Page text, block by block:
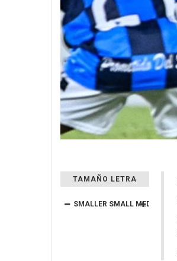
TAMAÑO LETRA
SMALLER SMALL MEDIUM